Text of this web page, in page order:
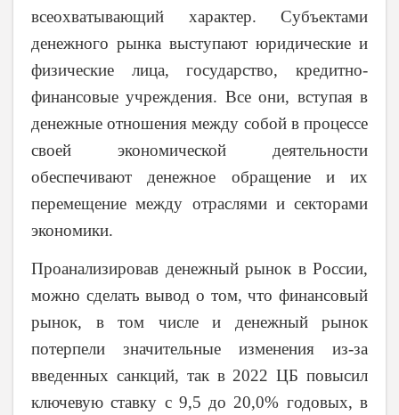
всеохватывающий характер. Субъектами
денежного рынка выступают юридические и
физические лица, государство, кредитно-
финансовые учреждения. Все они, вступая в
денежные отношения между собой в процессе
своей экономической деятельности
обеспечивают денежное обращение и их
перемещение между отраслями и секторами
экономики.
Проанализировав денежный рынок в России,
можно сделать вывод о том, что финансовый
рынок, в том числе и денежный рынок
потерпели значительные изменения из-за
введенных санкций, так в 2022 ЦБ повысил
ключевую ставку с 9,5 до 20,0% годовых, в